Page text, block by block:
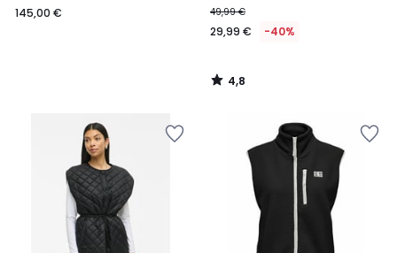
145,00 €
49,99 €
29,99 € -40%
4,8
/